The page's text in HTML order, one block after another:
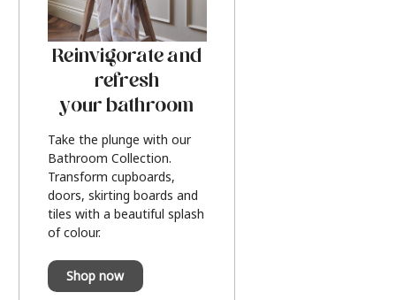
Reinvigorate and
refresh
your bathroom
Take the plunge with our
Bathroom Collection.
Transform cupboards,
doors, skirting boards and
tiles with a beautiful splash
of colour.
Shop now